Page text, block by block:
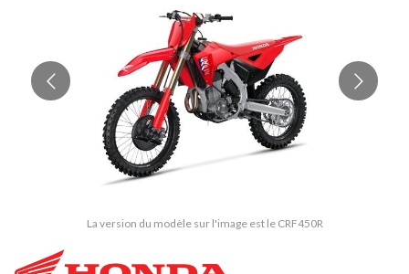
La version du modèle sur l'image est le CRF450R